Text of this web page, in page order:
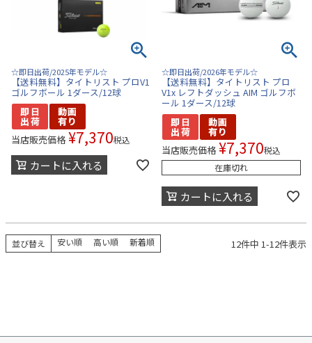
☆即日出荷/2025年モデル☆
【送料無料】タイトリスト プロV1
ゴルフボール 1ダース/12球
当店販売価格 ¥7,370税込
カートに入れる
☆即日出荷/2026年モデル☆
【送料無料】タイトリスト プロ
V1x レフトダッシュ AIM ゴルフボ
ール 1ダース/12球
当店販売価格 ¥7,370税込
在庫切れ
カートに入れる
並び替え 安い順 高い順 新着順 12件中 1-12件表示